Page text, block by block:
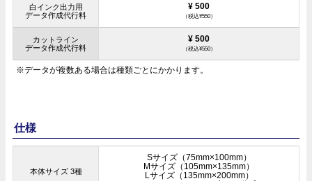
白インク出力用
データ作成代行料
¥ 500
（税込¥550）
カットライン
データ作成代行料
¥ 500
（税込¥550）
※データが複数ある場合は種類ごとにかかります。
仕様
本体サイズ 3種
Sサイズ（75mm×100mm）
Mサイズ（105mm×135mm）
Lサイズ（135mm×200mm）